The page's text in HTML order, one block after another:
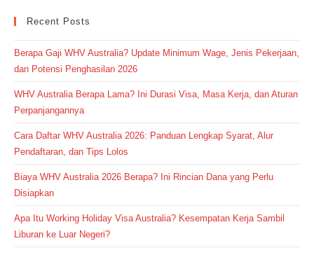
Recent Posts
Berapa Gaji WHV Australia? Update Minimum Wage, Jenis Pekerjaan,
dan Potensi Penghasilan 2026
WHV Australia Berapa Lama? Ini Durasi Visa, Masa Kerja, dan Aturan
Perpanjangannya
Cara Daftar WHV Australia 2026: Panduan Lengkap Syarat, Alur
Pendaftaran, dan Tips Lolos
Biaya WHV Australia 2026 Berapa? Ini Rincian Dana yang Perlu
Disiapkan
Apa Itu Working Holiday Visa Australia? Kesempatan Kerja Sambil
Liburan ke Luar Negeri?